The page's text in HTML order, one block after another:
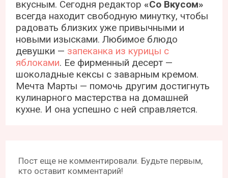
вкусным. Сегодня редактор«Со Вкусом»
всегда находит свободную минутку, чтобы
радовать близких уже привычными и
новыми изысками. Любимое блюдо
девушки — запеканка из курицы с
яблоками. Ее фирменный десерт —
шоколадные кексы с заварным кремом.
Мечта Марты — помочь другим достигнуть
кулинарного мастерства на домашней
кухне. И она успешно с ней справляется.
Пост еще не комментировали. Будьте первым,
кто оставит комментарий!